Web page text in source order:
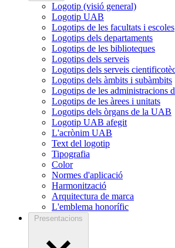
Logotip (visió general)
Logotip UAB
Logotips de les facultats i escoles
Logotips dels departaments
Logotips de les biblioteques
Logotips dels serveis
Logotips dels serveis
Logotips dels àmbits i subàmbits
Logotips de les administracions
Logotips de les àrees i unitats
Logotips dels òrgans de la UAB
Logotip UAB afegit
L'acrònim UAB
Text del logotip
Tipografia
Color
Normes d'aplicació
Harmonització
Arquitectura de marca
L'emblema honorífic
Presentacions